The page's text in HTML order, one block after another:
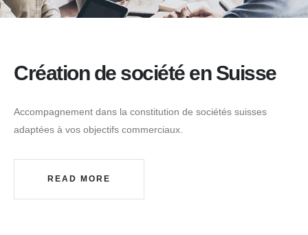
Création de société en Suisse
Accompagnement dans la constitution de sociétés suisses
adaptées à vos objectifs commerciaux.
READ MORE